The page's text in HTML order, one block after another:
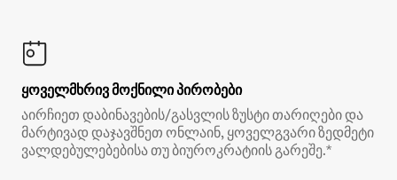
ყოველმხრივ მოქნილი პირობები
აირჩიეთ დაბინავების/გასვლის ზუსტი თარიღები და
მარტივად დაჯავშნეთ ონლაინ, ყოველგვარი ზედმეტი
ვალდებულებებისა თუ ბიუროკრატიის გარეშე.*